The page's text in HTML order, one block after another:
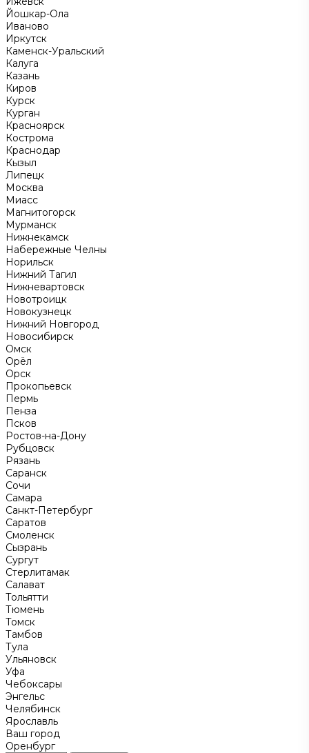
Йошкар-Ола
Иваново
Иркутск
Каменск-Уральский
Калуга
Казань
Киров
Курск
Курган
Красноярск
Кострома
Краснодар
Кызыл
Липецк
Москва
Миасс
Магнитогорск
Мурманск
Нижнекамск
Набережные Челны
Норильск
Нижний Тагил
Нижневартовск
Новотроицк
Новокузнецк
Нижний Новгород
Новосибирск
Омск
Орёл
Орск
Прокопьевск
Пермь
Пенза
Псков
Ростов-на-Дону
Рубцовск
Рязань
Саранск
Сочи
Самара
Санкт-Петербург
Саратов
Смоленск
Сызрань
Сургут
Стерлитамак
Салават
Тольятти
Тюмень
Томск
Тамбов
Тула
Ульяновск
Уфа
Чебоксары
Энгельс
Челябинск
Ярославль
Ваш город
Оренбург